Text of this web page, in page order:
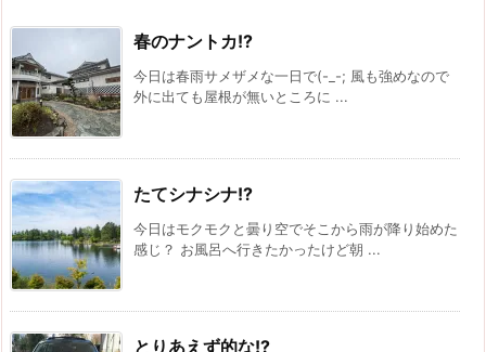
春のナントカ!?
今日は春雨サメザメな一日で(-_-; 風も強めなので
外に出ても屋根が無いところに ...
たてシナシナ!?
今日はモクモクと曇り空でそこから雨が降り始めた
感じ？ お風呂へ行きたかったけど朝 ...
とりあえず的な!?